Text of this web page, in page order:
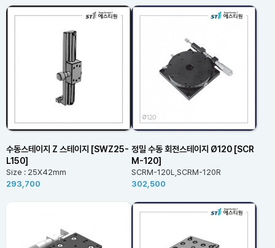
수동스테이지 Z 스테이지 [SWZ25-
L150]
Size : 25X42mm
293,700
정밀 수동 회전스테이지 Ø120 [SCR
M-120]
SCRM-120L,SCRM-120R
302,500